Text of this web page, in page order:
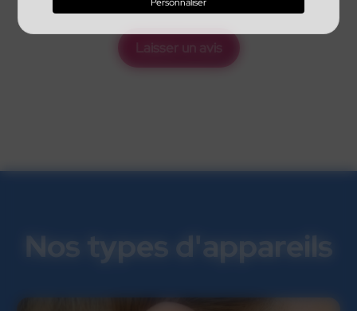
Laisser un avis
Nos types d'appareils